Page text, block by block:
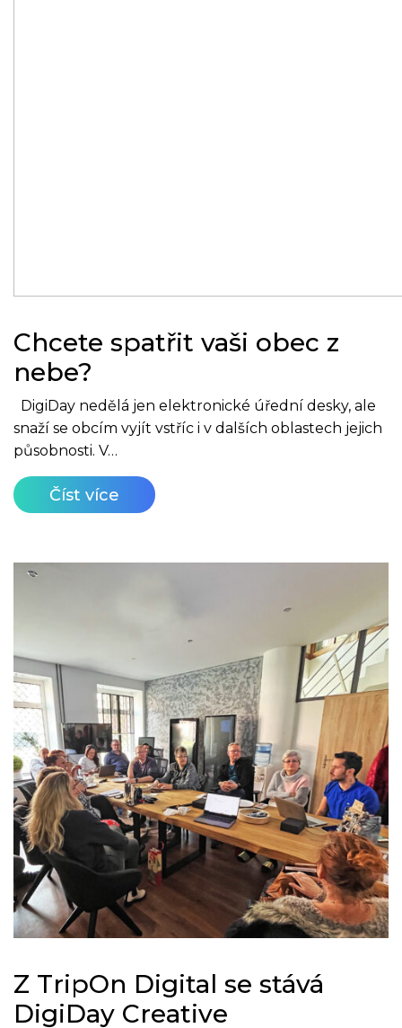
Chcete spatřit vaši obec z
nebe?
DigiDay nedělá jen elektronické úřední desky, ale
snaží se obcím vyjít vstříc i v dalších oblastech jejich
působnosti. V…
Číst více
Z TripOn Digital se stává
DigiDay Creative